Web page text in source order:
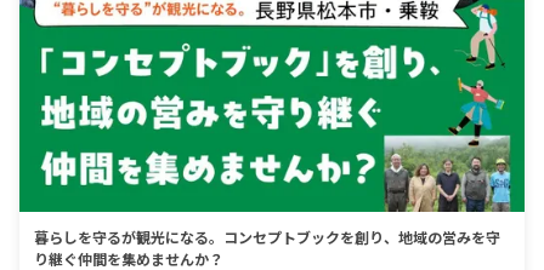
暮らしを守るが観光になる。コンセプトブックを創り、地域の営みを守
り継ぐ仲間を集めませんか？